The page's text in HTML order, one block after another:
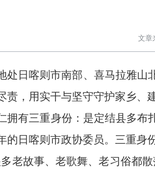
文章
处日喀则市南部、喜马拉雅山
责，用实干与坚守守护家乡、
拥有三重身份：是定结县多布
的日喀则市政协委员。三重身
多老故事、老歌舞、老习俗都